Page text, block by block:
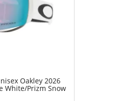
Oakley 2026
White/Prizm Snow